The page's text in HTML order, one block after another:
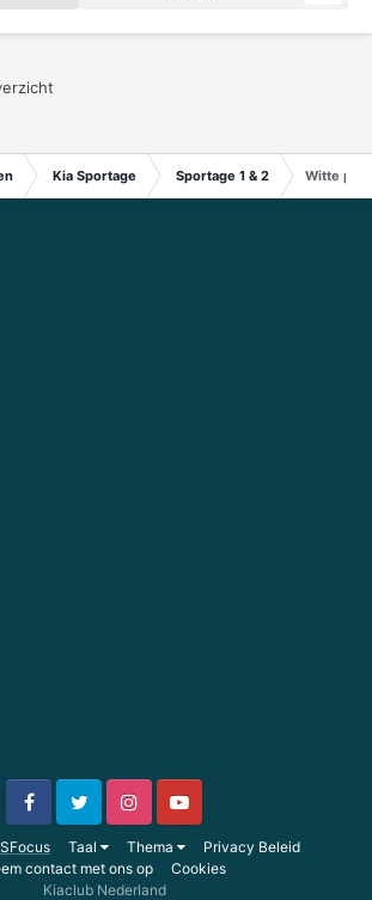
Kia Sportage Sportage 1 & 2 Witte
Taal Thema
Privacy Beleid
contact met ons op
Cookies
Kiaclub Nederland